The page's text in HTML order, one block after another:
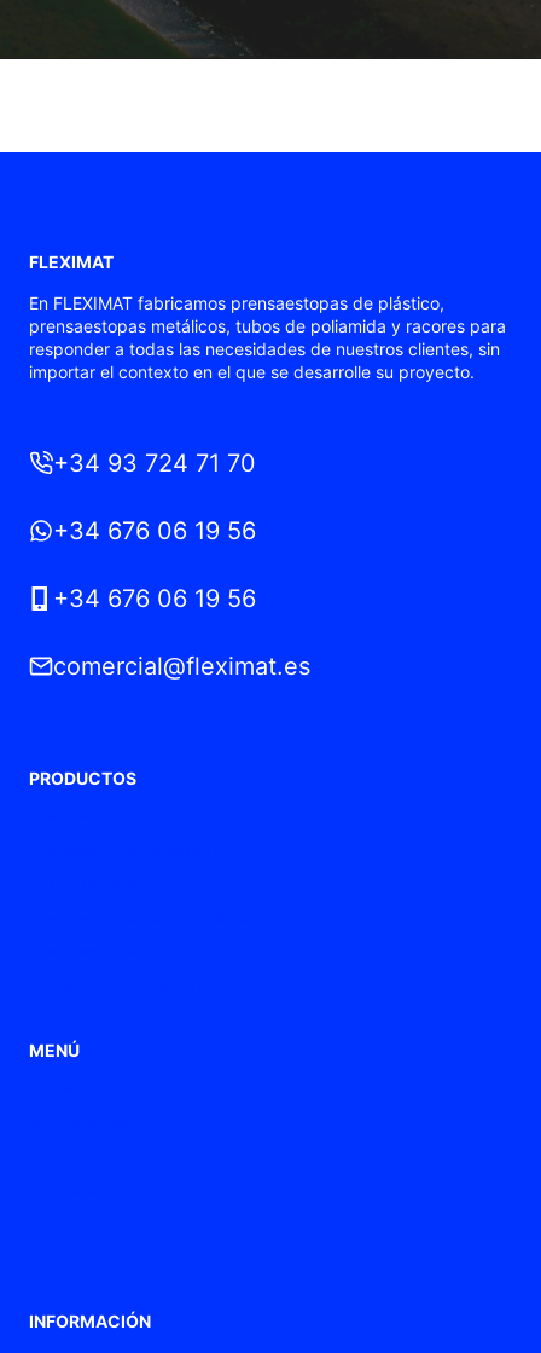
FLEXIMAT
En FLEXIMAT fabricamos prensaestopas de plástico,
prensaestopas metálicos, tubos de poliamida y racores para
responder a todas las necesidades de nuestros clientes, sin
importar el contexto en el que se desarrolle su proyecto.
+34 93 724 71 70
+34 676 06 19 56
+34 676 06 19 56
comercial@fleximat.es
PRODUCTOS
MENÚ
INFORMACIÓN